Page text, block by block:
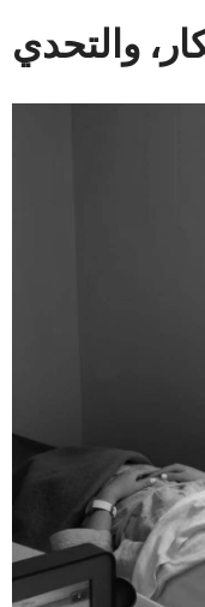
والتحدي